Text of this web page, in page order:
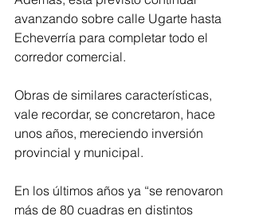
avanzando sobre calle Ugarte hasta
Echeverría para completar todo el
corredor comercial.
Obras de similares características,
vale recordar, se concretaron, hace
unos años, mereciendo inversión
provincial y municipal.
En los últimos años ya “se renovaron
más de 80 cuadras en distintos